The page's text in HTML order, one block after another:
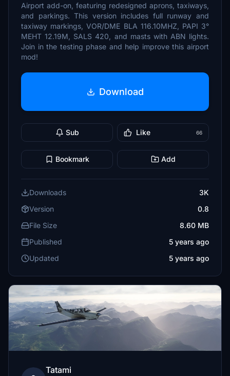
Airport add-on, featuring redesigned aprons, taxiways,
and parkings. This version includes full runway and
taxiway markings, VOR/DME BLA 116.10MHZ, PAPI 3°
MEHT 12.19M, SALS 420, and masts with ABN lights.
Join in the testing phase and help improve this airport
mod!
Download
Sub Like 66
Bookmark Add
Downloads
3K
Version
0.8
File Size
8.60 MB
Published
5 years ago
Updated
5 years ago
Tatami